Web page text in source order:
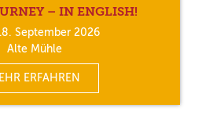
– IN ENGLISH!
September 2026
Alte Mühle
ERFAHREN